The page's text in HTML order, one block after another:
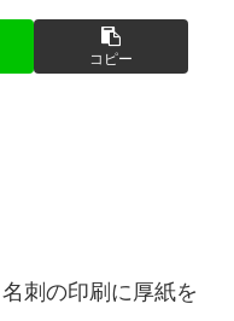
コピー
刺の印刷に厚紙を